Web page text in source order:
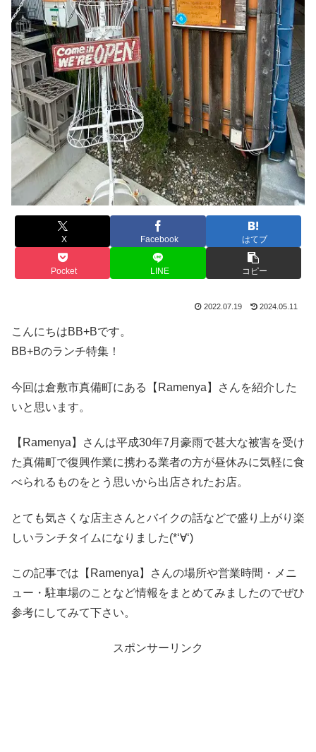
X Facebook はてブ
Pocket LINE コピー
2022.07.19 2024.05.11
こんにちはBB+Bです。
BB+Bのランチ特集！
今回は倉敷市真備町にある【Ramenya】さんを紹介した
いと思います。
【Ramenya】さんは平成30年7月豪雨で甚大な被害を受け
た真備町で復興作業に携わる業者の方が昼休みに気軽に食
べられるものをとう思いから出店されたお店。
とても気さくな店主さんとバイクの話などで盛り上がり楽
しいランチタイムになりました(*‘∀‘)
この記事では【Ramenya】さんの場所や営業時間・メニ
ュー・駐車場のことなど情報をまとめてみましたのでぜひ
参考にしてみて下さい。
スポンサーリンク